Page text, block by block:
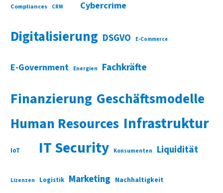
Compliances CRM Cybercrime
Digitalisierung DSGVO E-Commerce
E-Government Energien Fachkräfte
Finanzierung Geschäftsmodelle
Human Resources Infrastruktur
IoT IT Security Konsumenten Liquidität
Lizenzen Logistik Marketing Nachhaltigkeit